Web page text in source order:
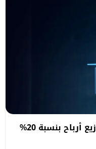
بي اتش ام كابيتال تعلن عن توزيع أرباح بنسبة 20%